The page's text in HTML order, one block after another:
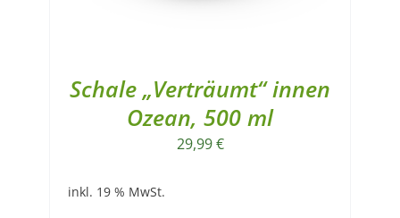
Schale „Verträumt“ innen
Ozean, 500 ml
29,99€
inkl. 19 % MwSt.